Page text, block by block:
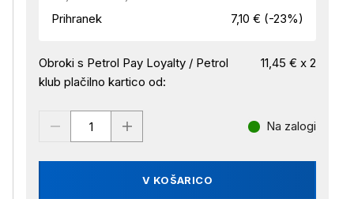
Prihranek 7,10 € (-23%)
Obroki s Petrol Pay Loyalty / Petrol
klub plačilno kartico od:
11,45 € x 2
V KOŠARICO
Na zalogi